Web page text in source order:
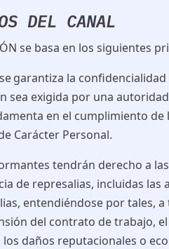
DEL CANAL
se basa en los siguientes
garantiza la
sea exigida por una
en el cumplimiento de
Carácter Personal.
tendrán derecho a
de represalias, incluidas las
entendiéndose por tales,
del contrato de trabajo,
daños reputacionales o